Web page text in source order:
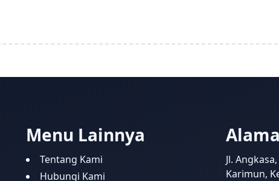
Menu Lainnya
Tentang Kami
Hubungi Kami
Jl.
Karimun,